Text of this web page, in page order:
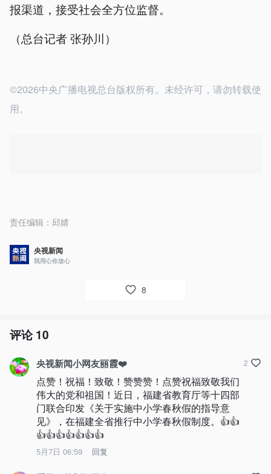
报渠道，接受社会全方位监督。
（总台记者 张孙川）
©2026中央广播电视总台版权所有。未经许可，请勿转载使
用。
责任编辑： 邱婧
央视新闻
我用心你放心
8
评论10
央视新闻小网友丽霞❤️
点赞！祝福！致敬！赞赞赞！点赞祝福致敬我们
伟大的党和祖国！近日，福建省教育厅等十四部
门联合印发《关于实施中小学春秋假的指导意
见》，在福建全省推行中小学春秋假制度。👍👍
👍👍👍👍👍👍👍
5月7日 06:59 回复
2